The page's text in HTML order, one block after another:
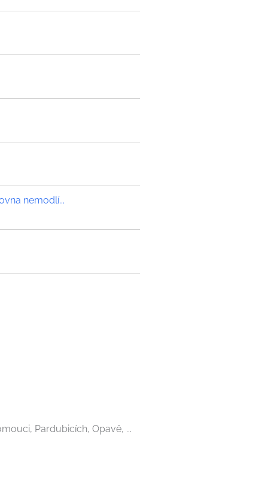
nemodlí...
Pardubicích, Opavě, ...